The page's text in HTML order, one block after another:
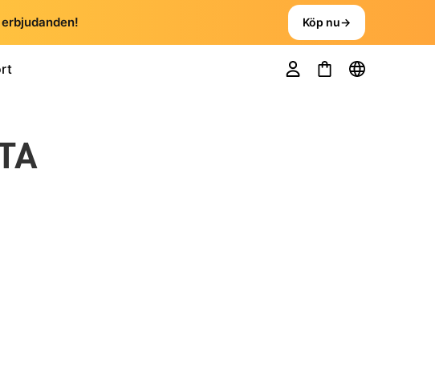
Köp nu→